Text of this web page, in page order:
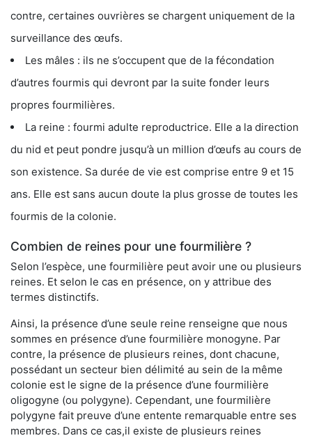
contre, certaines ouvrières se chargent uniquement de la
surveillance des œufs.
Les mâles : ils ne s’occupent que de la fécondation
d’autres fourmis qui devront par la suite fonder leurs
propres fourmilières.
La reine : fourmi adulte reproductrice. Elle a la direction
du nid et peut pondre jusqu’à un million d’œufs au cours de
son existence. Sa durée de vie est comprise entre 9 et 15
ans. Elle est sans aucun doute la plus grosse de toutes les
fourmis de la colonie.
Combien de reines pour une fourmilière ?
Selon l’espèce, une fourmilière peut avoir une ou plusieurs
reines. Et selon le cas en présence, on y attribue des
termes distinctifs.
Ainsi, la présence d’une seule reine renseigne que nous
sommes en présence d’une fourmilière monogyne. Par
contre, la présence de plusieurs reines, dont chacune,
possédant un secteur bien délimité au sein de la même
colonie est le signe de la présence d’une fourmilière
oligogyne (ou polygyne). Cependant, une fourmilière
polygyne fait preuve d’une entente remarquable entre ses
membres. Dans ce cas,il existe de plusieurs reines